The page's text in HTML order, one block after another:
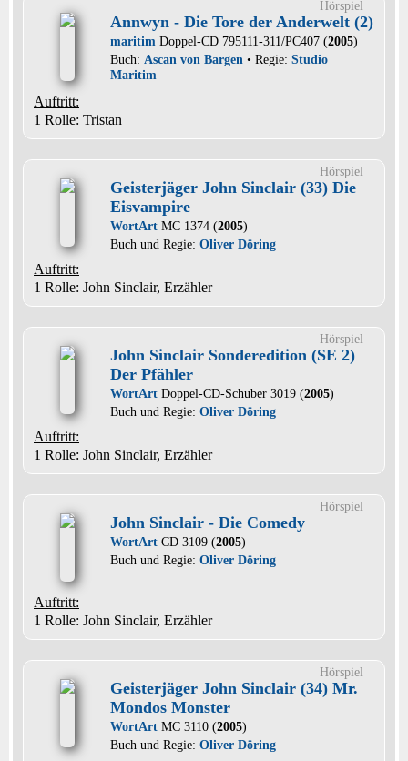
Hörspiel
Annwyn - Die Tore der Anderwelt (2)
maritim Doppel-CD 795111-311/PC407 (2005)
Buch: Ascan von Bargen • Regie: Studio
Maritim
Auftritt:
1 Rolle: Tristan
Hörspiel
Geisterjäger John Sinclair (33) Die
Eisvampire
WortArt MC 1374 (2005)
Buch und Regie: Oliver Döring
Auftritt:
1 Rolle: John Sinclair, Erzähler
Hörspiel
John Sinclair Sonderedition (SE 2)
Der Pfähler
WortArt Doppel-CD-Schuber 3019 (2005)
Buch und Regie: Oliver Döring
Auftritt:
1 Rolle: John Sinclair, Erzähler
Hörspiel
John Sinclair - Die Comedy
WortArt CD 3109 (2005)
Buch und Regie: Oliver Döring
Auftritt:
1 Rolle: John Sinclair, Erzähler
Hörspiel
Geisterjäger John Sinclair (34) Mr.
Mondos Monster
WortArt MC 3110 (2005)
Buch und Regie: Oliver Döring